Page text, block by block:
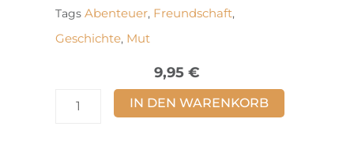
Tags Abenteuer, Freundschaft,
Geschichte, Mut
9,95 €
IN DEN WARENKORB